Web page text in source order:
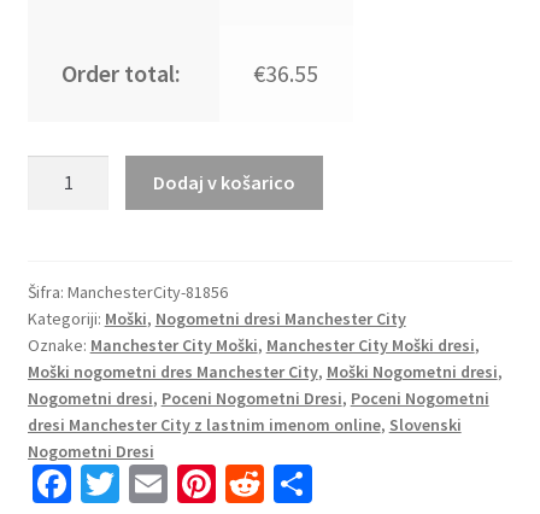
Order total: €36.55
City
Gostujoči
2023
Kratek
Rokav
+
Kratke
hlače
Dodaj v košarico
Šifra: ManchesterCity-81856
Kategoriji: Moški, Nogometni dresi Manchester City
Oznake: Manchester City Moški, Manchester City Moški dresi,
Moški nogometni dres Manchester City, Moški Nogometni dresi,
Nogometni dresi, Poceni Nogometni Dresi, Poceni Nogometni
dresi Manchester City z lastnim imenom online, Slovenski
Nogometni Dresi
Fa T E Pi R S